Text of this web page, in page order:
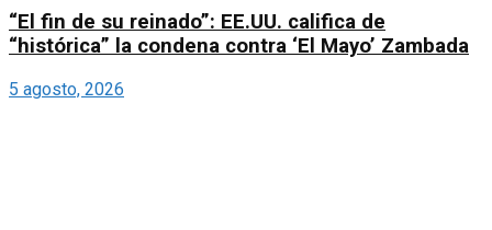
“El fin de su reinado”: EE.UU. califica de
“histórica” la condena contra ‘El Mayo’ Zambada
5 agosto, 2026